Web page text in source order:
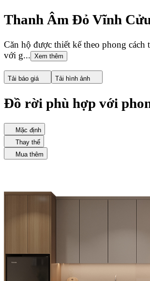
Thanh Âm Đỏ Vĩnh
Căn hộ được thiết kế theo phong cách
với g... Xem thêm
Tải báo giá Tải hình ảnh
Đồ rời phù hợp với
Mặc định
Thay thế
Mua thêm